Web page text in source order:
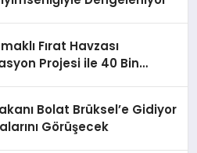
Fırat Havzası
Projesi ile 40 Bin
Bolat Brüksel’e Gidiyor
Görüşecek